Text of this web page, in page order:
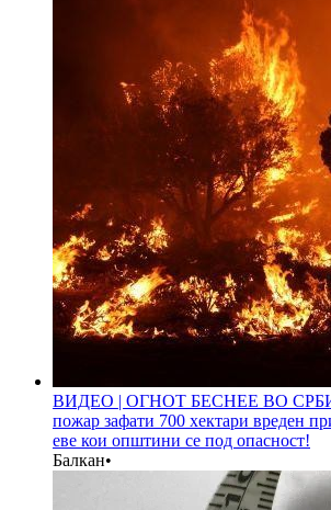
ВИДЕО | ОГНОТ БЕСНЕЕ ВО
пожар зафати 700 хектари вреден
еве кои општини се под опасност!
Балкан•